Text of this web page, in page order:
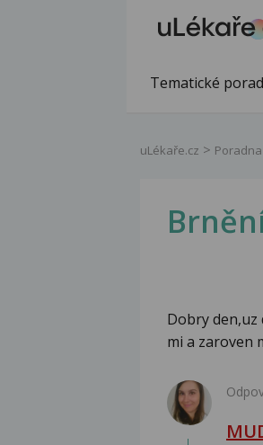
Tematické
uLékaře.cz
Dobry
mi a zaroven